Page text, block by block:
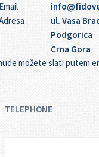
Email
ul. Vasa
Podgorica
Crna Gora
možete slati putem
TELEPHONE